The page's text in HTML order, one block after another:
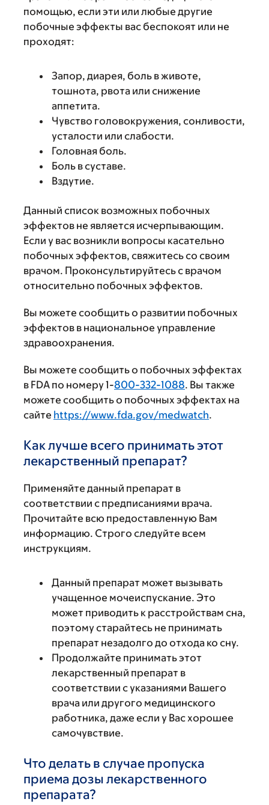
помощью, если эти или любые другие
побочные эффекты вас беспокоят или не
проходят:
Запор, диарея, боль в животе,
тошнота, рвота или снижение
аппетита.
Чувство головокружения, сонливости,
усталости или слабости.
Головная боль.
Боль в суставе.
Вздутие.
Данный список возможных побочных
эффектов не является исчерпывающим.
Если у вас возникли вопросы касательно
побочных эффектов, свяжитесь со своим
врачом. Проконсультируйтесь с врачом
относительно побочных эффектов.
Вы можете сообщить о развитии побочных
эффектов в национальное управление
здравоохранения.
Вы можете сообщить о побочных эффектах
в FDA по номеру 1-800-332-1088. Вы также
можете сообщить о побочных эффектах на
сайте https://www.fda.gov/medwatch.
Как лучше всего принимать этот
лекарственный препарат?
Применяйте данный препарат в
соответствии с предписаниями врача.
Прочитайте всю предоставленную Вам
информацию. Строго следуйте всем
инструкциям.
Данный препарат может вызывать
учащенное мочеиспускание. Это
может приводить к расстройствам сна,
поэтому старайтесь не принимать
препарат незадолго до отхода ко сну.
Продолжайте принимать этот
лекарственный препарат в
соответствии с указаниями Вашего
врача или другого медицинского
работника, даже если у Вас хорошее
самочувствие.
Что делать в случае пропуска
приема дозы лекарственного
препарата?